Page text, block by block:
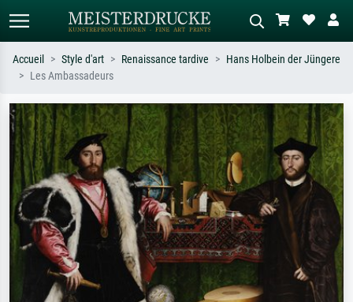
Recherchez par artiste, titre ou style –
ex. Monet, Nuit étoilée,
impressionnisme, vague de Hokusai,
nu.
Décrivez la scène – ex. prairie verte,
abstrait avec beaucoup de rouge,
tableau sombre, nu debout près d'un
arbre.
Accueil Style d'art Renaissance tardive
Hans Holbein der Jüngere
Les Ambassadeurs